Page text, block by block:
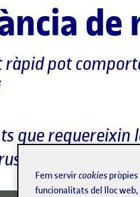
de
pot
que requereixin
promou una
Fem servircookies
funcionalitats del lloc